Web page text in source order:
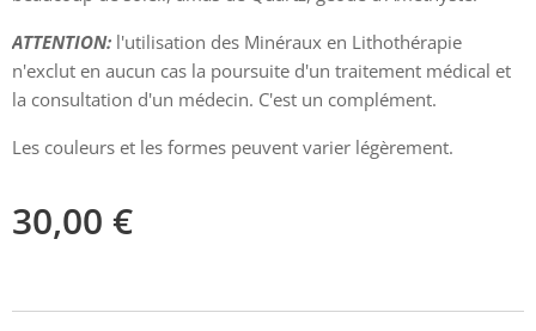
ATTENTION: l'utilisation des Minéraux en Lithothérapie
n'exclut en aucun cas la poursuite d'un traitement médical et
la consultation d'un médecin. C'est un complément.
Les couleurs et les formes peuvent varier légèrement.
30,00 €